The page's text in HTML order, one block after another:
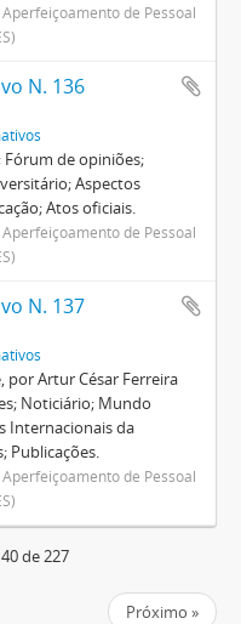
de Pessoal
N. 136
de opiniões;
Aspectos
Atos oficiais.
de Pessoal
N. 137
por Artur César Ferreira
Noticiário; Mundo
Internacionais da
Publicações.
de Pessoal
de 227
Próximo »